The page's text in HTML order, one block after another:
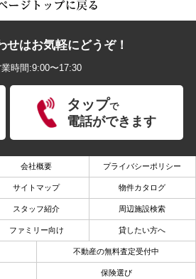
せはお気軽にどうぞ！
時間:9:00〜17:30
タップで
電話ができます
会社概要 プライバシーポリシー
サイトマップ 物件カタログ
スタッフ紹介 周辺施設検索
ファミリー向け 貸したい方へ
不動産の無料査定受付中
保険選び